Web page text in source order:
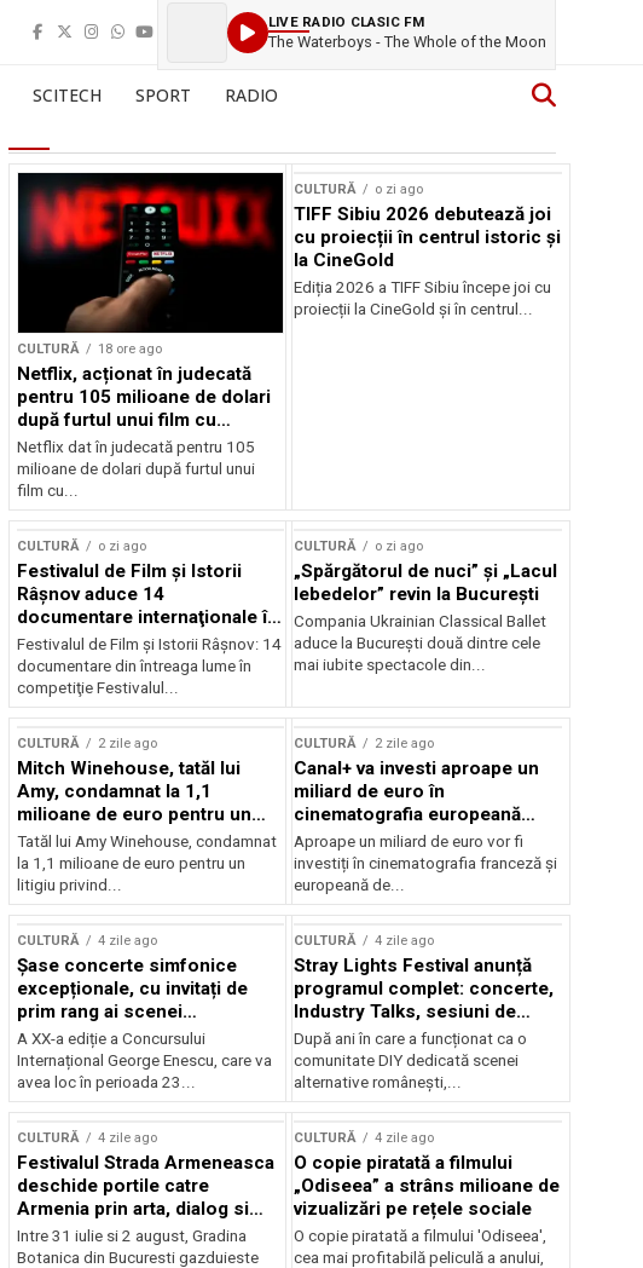
LIVE RADIO CLASIC FM
The Waterboys - The Whole of the Moon
SCITECH SPORT RADIO
CULTURĂ 18 ore ago
Netflix, acționat în judecată
pentru 105 milioane de dolari
după furtul unui film cu
Nicolas Cage
Netflix dat în judecată pentru 105
milioane de dolari după furtul unui
film cu...
CULTURĂ o zi ago
TIFF Sibiu 2026 debutează joi
cu proiecții în centrul istoric și
la CineGold
Ediția 2026 a TIFF Sibiu începe joi cu
proiecții la CineGold și în centrul...
CULTURĂ o zi ago
Festivalul de Film şi Istorii
Râşnov aduce 14
documentare internaţionale în
premieră
Festivalul de Film şi Istorii Râşnov: 14
documentare din întreaga lume în
competiţie Festivalul...
CULTURĂ o zi ago
„Spărgătorul de nuci” și „Lacul
lebedelor” revin la București
Compania Ukrainian Classical Ballet
aduce la București două dintre cele
mai iubite spectacole din...
CULTURĂ 2 zile ago
Mitch Winehouse, tatăl lui
Amy, condamnat la 1,1
milioane de euro pentru un
litigiu pierdut
Tatăl lui Amy Winehouse, condamnat
la 1,1 milioane de euro pentru un
litigiu privind...
CULTURĂ 2 zile ago
Canal+ va investi aproape un
miliard de euro în
cinematografia europeană
până în 2032
Aproape un miliard de euro vor fi
investiți în cinematografia franceză și
europeană de...
CULTURĂ 4 zile ago
Șase concerte simfonice
excepționale, cu invitați de
prim rang ai scenei
internaționale și ansambluri
orchestrale românești de
prestigiu, în programul
Concursului Enescu 2026
A XX-a ediție a Concursului
Internațional George Enescu, care va
avea loc în perioada 23...
CULTURĂ 4 zile ago
Stray Lights Festival anunță
programul complet: concerte,
Industry Talks, sesiuni de
audiție și noi opțiuni de
participare pentru public
După ani în care a funcționat ca o
comunitate DIY dedicată scenei
alternative românești,...
CULTURĂ 4 zile ago
Festivalul Strada Armeneasca
deschide portile catre
Armenia prin arta, dialog si
patrimoniu, intre 31 iulie si 2
august, la Gradina Botanica din
Intre 31 iulie si 2 august, Gradina
Botanica din Bucuresti gazduieste
CULTURĂ 4 zile ago
O copie piratată a filmului
„Odiseea” a strâns milioane de
vizualizări pe rețele sociale
O copie piratată a filmului 'Odiseea',
cea mai profitabilă peliculă a anului,